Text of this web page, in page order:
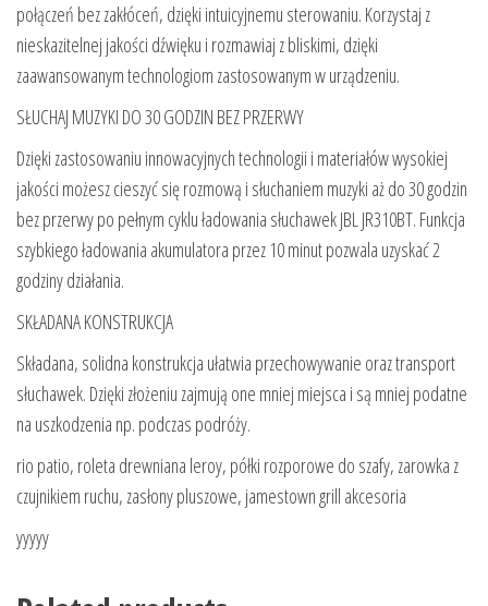
połączeń bez zakłóceń, dzięki intuicyjnemu sterowaniu. Korzystaj z
nieskazitelnej jakości dźwięku i rozmawiaj z bliskimi, dzięki
zaawansowanym technologiom zastosowanym w urządzeniu.
SŁUCHAJ MUZYKI DO 30 GODZIN BEZ PRZERWY
Dzięki zastosowaniu innowacyjnych technologii i materiałów wysokiej
jakości możesz cieszyć się rozmową i słuchaniem muzyki aż do 30 godzin
bez przerwy po pełnym cyklu ładowania słuchawek JBL JR310BT. Funkcja
szybkiego ładowania akumulatora przez 10 minut pozwala uzyskać 2
godziny działania.
SKŁADANA KONSTRUKCJA
Składana, solidna konstrukcja ułatwia przechowywanie oraz transport
słuchawek. Dzięki złożeniu zajmują one mniej miejsca i są mniej podatne
na uszkodzenia np. podczas podróży.
rio patio, roleta drewniana leroy, półki rozporowe do szafy, zarowka z
czujnikiem ruchu, zasłony pluszowe, jamestown grill akcesoria
yyyyy